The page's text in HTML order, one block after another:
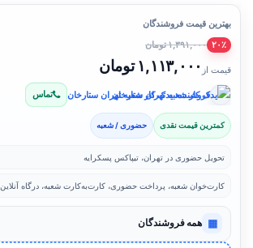
بهترین قیمت فروشندگان
۲۰٪ ۱,۳۹۱,۰۰۰ تومان
قیمت از ۱,۱۱۳,۰۰۰ تومان
فروشنده: یدک کار شعبه تهران ستارخان تماس
کمترین قیمت نقدی حضوری / شعبه
تحویل حضوری در تهران، تیپاکس پسکرایه
کارت‌خوان شعبه، پرداخت حضوری، کارت‌به‌کارت شعبه، درگاه آنلاین
▦ همه فروشندگان